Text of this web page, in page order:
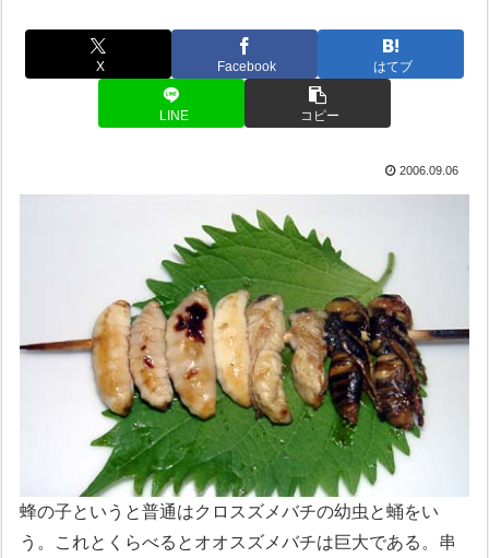
X Facebook はてブ
LINE コピー
2006.09.06
蜂の子というと普通はクロスズメバチの幼虫と蛹をい
う。これとくらべるとオオスズメバチは巨大である。串